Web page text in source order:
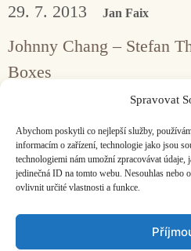
Spravovat
Abychom poskytli co nejlepší služby,
informacím o zařízení, technologie jako jsou
technologiemi nám umožní zpracovávat údaje,
jedinečná ID na tomto webu. Nesouhlas nebo
ovlivnit určité vlastnosti a funkce.
29. 7. 2013 Jan Faix
Johnny Chang – Stefan
Boxes
Flexion Records
Nahrávky